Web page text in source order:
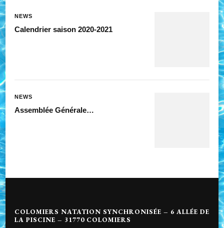
NEWS
Calendrier saison 2020-2021
NEWS
Assemblée Générale…
COLOMIERS NATATION SYNCHRONISÉE – 6 ALLÉE DE
LA PISCINE – 31770 COLOMIERS